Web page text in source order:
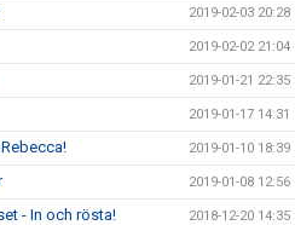
2019-02-03 20:28
2019-02-02 21:04
2019-01-21 22:35
2019-01-17 14:31
2019-01-10 18:39
2019-01-08 12:56
- In och rösta! 2018-12-20 14:35